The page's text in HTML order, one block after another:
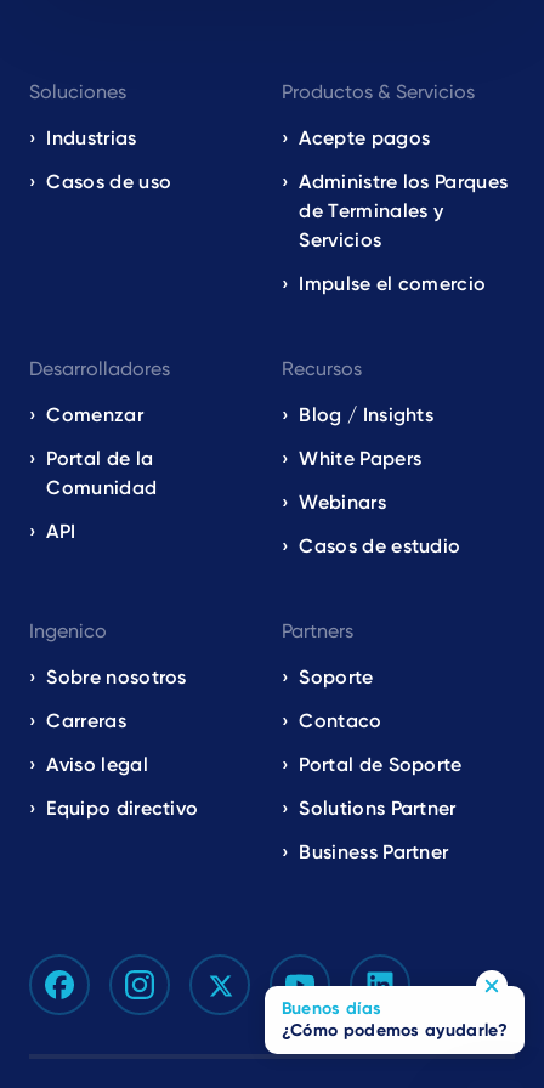
navigation
EN
Soluciones
Industrias
Casos de uso
Productos & Servicios
Acepte pagos
Administre los Parques
de Terminales y
Servicios
Impulse el comercio
Desarrolladores
Comenzar
Portal de la
Comunidad
API
Recursos
Blog / Insights
White Papers
Webinars
Casos de estudio
Ingenico
Sobre nosotros
Carreras
Aviso legal
Equipo directivo
Partners
Soporte
Contaco
Portal de Soporte
Solutions Partner
Business Partner
Buenos días
¿Cómo podemos ayudarle?